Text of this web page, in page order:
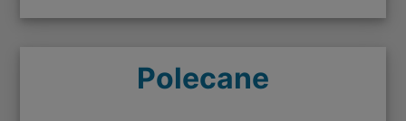
Polecane